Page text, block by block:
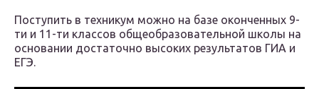
Поступить в техникум можно на базе оконченных 9-
ти и 11-ти классов общеобразовательной школы на
основании достаточно высоких результатов ГИА и
ЕГЭ.